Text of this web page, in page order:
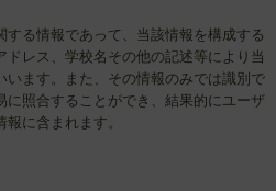
る情報であって、当該情報を構成する
レス、学校名その他の記述等により当
います。また、その情報のみでは識別で
に照合することができ、結果的にユーザ
に含まれます。